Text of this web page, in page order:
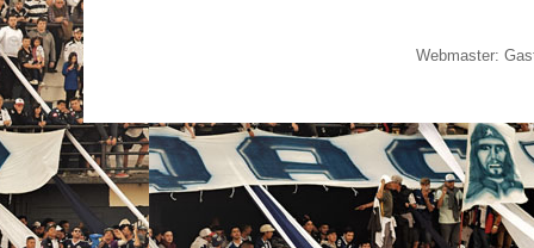
Webmaster: